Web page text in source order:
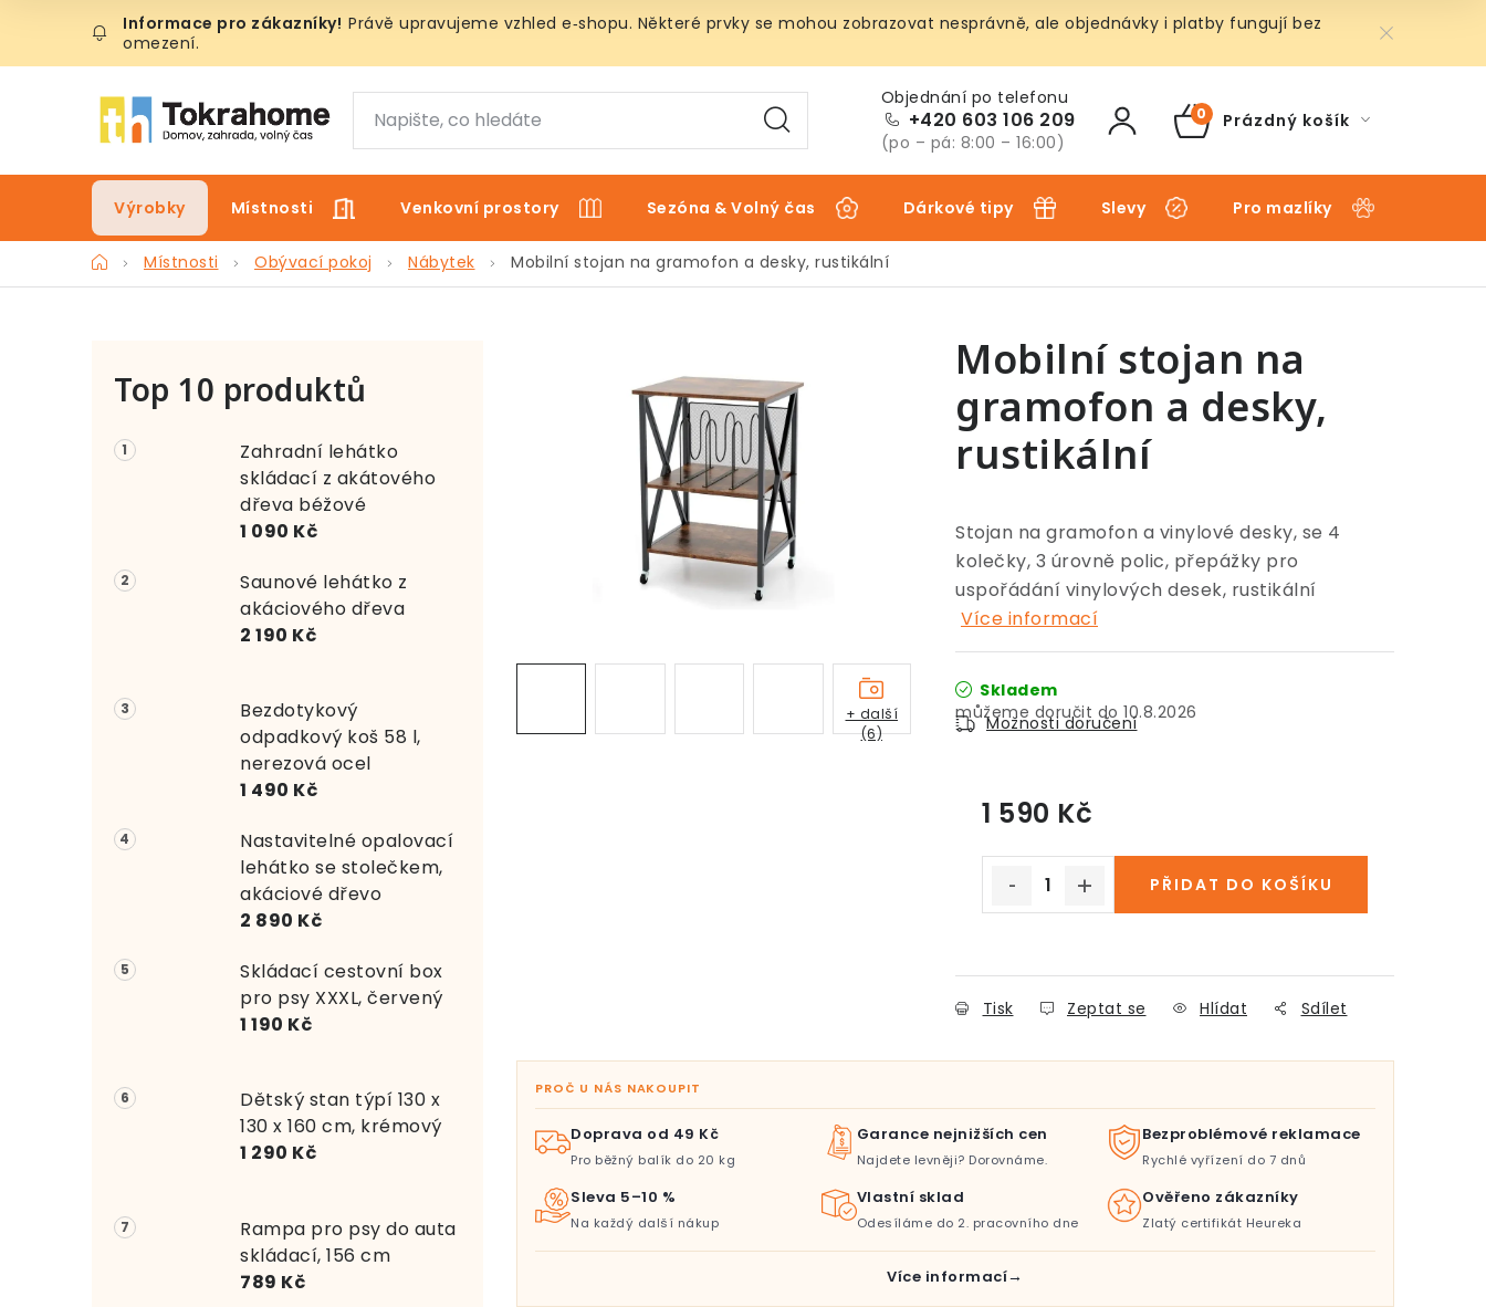
obsah
Právě upravujeme vzhled e‑shopu. Některé prvky se mohou zobrazovat nesprávně, ale objednávky i platby fungují bez
omezení.
+420 603 106 209
(po – pá: 8:00 – 16:00) NÁKUPNÍ
Prázdný košík
Výrobky Místnosti Venkovní prostory Sezóna & Volný čas Dárkové tipy Slevy Pro mazlíky
DomůMístnosti Obývací pokoj Nábytek Mobilní stojan na gramofon a desky, rustikální
P
o
s
t
a
n
í
p
n
e
Top 10 produktů
Zahradní lehátko
skládací z akátového
dřeva béžové
1 090 Kč
Saunové lehátko z
akáciového dřeva
2 190 Kč
Bezdotykový
odpadkový koš 58 l,
nerezová ocel
1 490 Kč
Nastavitelné opalovací
lehátko se stolečkem,
akáciové dřevo
2 890 Kč
Skládací cestovní box
pro psy XXXL, červený
1 190 Kč
Dětský stan týpí 130 x
130 x 160 cm, krémový
1 290 Kč
Rampa pro psy do auta
skládací, 156 cm
789 Kč
Mobilní stojan na
gramofon a desky,
rustikální
Stojan na gramofon a vinylové desky, se 4
kolečky, 3 úrovně polic, přepážky pro
uspořádání vinylových desek, rustikální
Více informací
Skladem
10.8.2026
Možnosti doručení
1 590 Kč
PŘIDAT DO KOŠÍKU
Tisk Zeptat se Hlídat Sdílet
+ další
(6)
PROČ U NÁS NAKOUPIT
Doprava od 49 Kč
Pro běžný balík do 20 kg
Garance nejnižších cen
Najdete levněji? Dorovnáme.
Bezproblémové reklamace
Rychlé vyřízení do 7 dnů
Sleva 5–10 %
Na každý další nákup
Vlastní sklad
Odesíláme do 2. pracovního dne
Ověřeno zákazníky
Zlatý certifikát Heureka
Více informací